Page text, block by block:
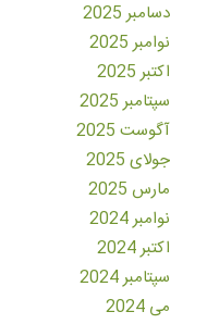
دسامبر 2025
نوامبر 2025
اکتبر 2025
سپتامبر 2025
آگوست 2025
جولای 2025
مارس 2025
نوامبر 2024
اکتبر 2024
سپتامبر 2024
می 2024